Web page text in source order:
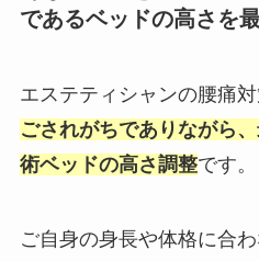
であるベッドの高さを
エステティシャンの腰痛対
ごされがちでありながら
術ベッドの高さ調整です。
ご自身の身長や体格に合